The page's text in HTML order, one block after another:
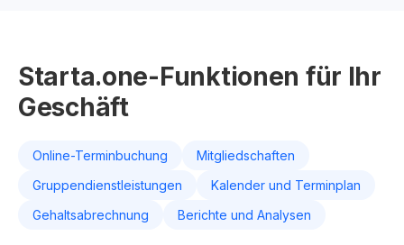
Starta.one-Funktionen für Ihr
Geschäft
Online-Terminbuchung
Mitgliedschaften
Gruppendienstleistungen
Kalender und Terminplan
Gehaltsabrechnung
Berichte und Analysen